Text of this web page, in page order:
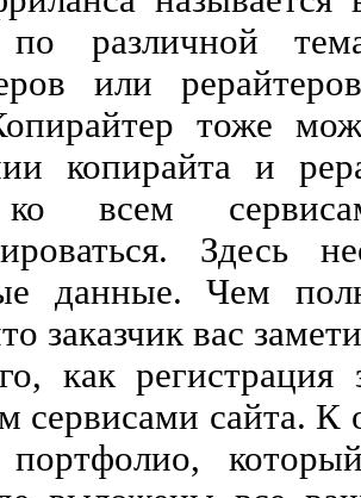
по различной
или
тоже
копирайта и
всем
Здесь
данные. Чем
заказчик вас
как регистрация
сервисами сайта. К
портфолио,